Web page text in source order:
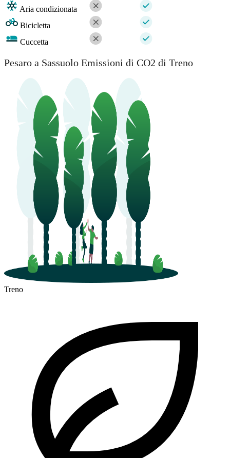
Aria condizionata
Bicicletta
Cuccetta
Pesaro a Sassuolo Emissioni di CO2 di Treno
Treno